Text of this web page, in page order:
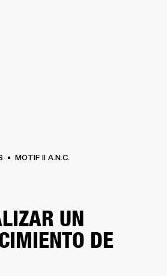
MOTIF II A.N.C.
UN
DE